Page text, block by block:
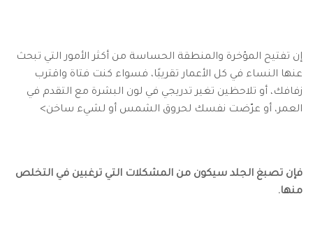
إن تفتيح المؤخرة والمنطقة الحساسة من أكثر الأمور التي تبحث
عنها النساء في كل الأعمار تقريبًا، فسواء كنت فتاة واقترب
زفافك، أو تلاحظين تغير تدريجي في لون البشرة مع التقدم في
العمر، أو عرّضت نفسك لحروق الشمس أو لشيء ساخن>
فإن تصبغ الجلد سيكون من المشكلات التي ترغبين في التخلص
منها.